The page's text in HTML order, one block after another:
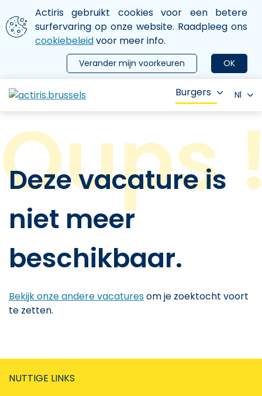
Aller au contenu principal
We gebruiken cookies
Actiris gebruikt cookies voor een betere
surfervaring op onze website. Raadpleeg ons
cookiebeleidvoor meer info.
OK
Verander mijn voorkeuren
le menu
Burgers Nl
Deze vacature is
niet meer
beschikbaar.
Bekijk onze andere vacaturesom je zoektocht voort
te zetten.
NUTTIGE LINKS